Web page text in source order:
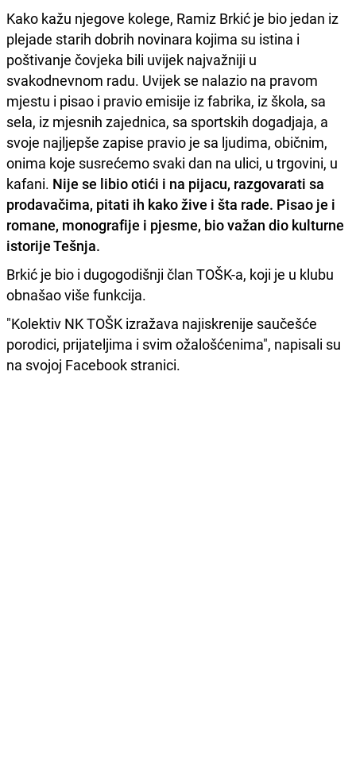
Kako kažu njegove kolege, Ramiz Brkić je bio jedan iz
plejade starih dobrih novinara kojima su istina i
poštivanje čovjeka bili uvijek najvažniji u
svakodnevnom radu. Uvijek se nalazio na pravom
mjestu i pisao i pravio emisije iz fabrika, iz škola, sa
sela, iz mjesnih zajednica, sa sportskih dogadjaja, a
svoje najljepše zapise pravio je sa ljudima, običnim,
onima koje susrećemo svaki dan na ulici, u trgovini, u
kafani. Nije se libio otići i na pijacu, razgovarati sa
prodavačima, pitati ih kako žive i šta rade. Pisao je i
romane, monografije i pjesme, bio važan dio kulturne
istorije Tešnja.
Brkić je bio i dugogodišnji član TOŠK-a, koji je u klubu
obnašao više funkcija.
"Kolektiv NK TOŠK izražava najiskrenije saučešće
porodici, prijateljima i svim ožalošćenima", napisali su
na svojoj Facebook stranici.